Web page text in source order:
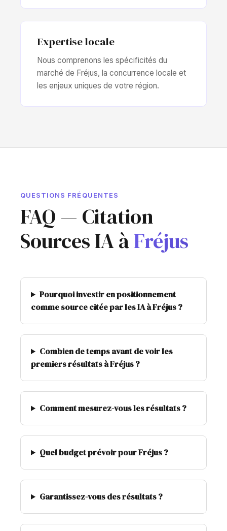
Expertise locale
Nous comprenons les spécificités du
marché de Fréjus, la concurrence locale et
les enjeux uniques de votre région.
QUESTIONS FRÉQUENTES
FAQ — Citation
Sources IA àFréjus
Pourquoi investir en positionnement
comme source citée par les IA à Fréjus ?
Combien de temps avant de voir les
premiers résultats à Fréjus ?
Comment mesurez-vous les résultats ?
Quel budget prévoir pour Fréjus ?
Garantissez-vous des résultats ?